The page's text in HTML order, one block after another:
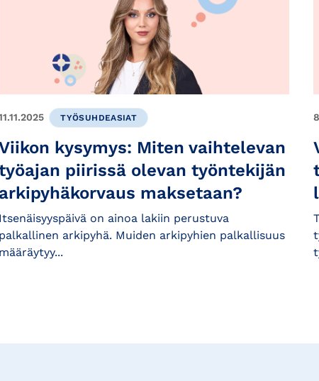
TYÖSUHDEASIAT
kysymys: Miten vaihtelevan
piirissä olevan työntekijän
arkipyhäkorvaus maksetaan?
Itsenäisyyspäivä on ainoa lakiin perustuva
palkallinen arkipyhä. Muiden arkipyhien palkallisuus
määräytyy...